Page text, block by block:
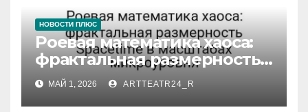
НОВОСТИ ПЛЮС
Роевая математика хаоса:
фрактальная размерность
Spacetime в масштабах
микроуровня
МАЙ 1, 2026 ARTTEATR24_R